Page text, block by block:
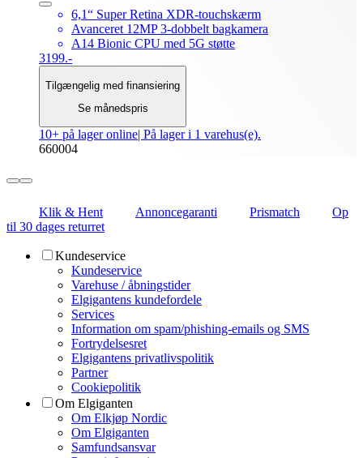
6,1“ Super Retina XDR-touchskærm
Avanceret 12MP 3-dobbelt bagkamera
A14 Bionic CPU med 5G støtte
3199.-
Tilgængelig med finansiering
Se månedspris
10+ på lager online| På lager i 1 varehus(e).
660004
Klik & Hent Annoncegaranti Prismatch
Op
til 30 dages returret
Kundeservice
Kundeservice
Varehuse / åbningstider
Elgigantens kundefordele
Services
Information om spam/phishing-emails og SMS
Fortrydelsesret
Elgigantens privatlivspolitik
Partner
Cookiepolitik
Om Elgiganten
Om Elkjøp Nordic
Om Elgiganten
Samfundsansvar